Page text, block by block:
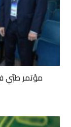
مؤتمر طبّي